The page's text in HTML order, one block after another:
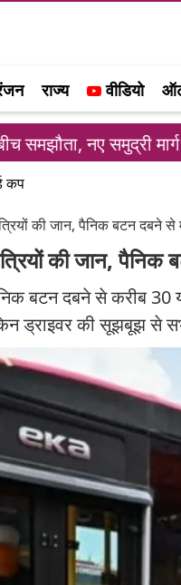
राज्य वीडियो
मार्ग पर बनी
कप
की जान, पैनिक बटन दबने
की जान,
बटन दबने से करीब 30
की सूझबूझ से सभी